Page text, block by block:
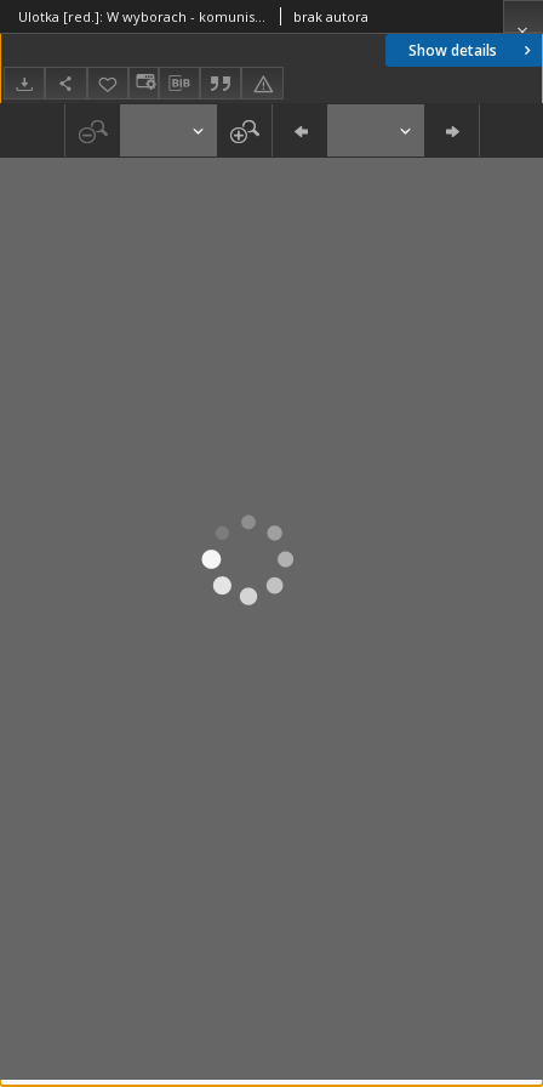
Show details
Ulotka [red.]: W wyborach - komunistom NIE! brak autora